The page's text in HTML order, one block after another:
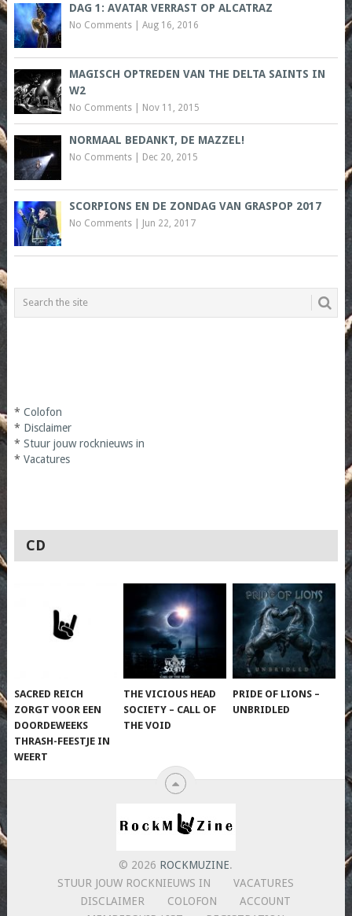
DAG 1: AVATAR VERRAST OP ALCATRAZ
No Comments| Aug 16, 2016
MAGISCH OPTREDEN VAN THE DELTA SAINTS IN
W2
No Comments| Nov 11, 2015
NORMAAL BEDANKT, DE MAZZEL!
No Comments| Dec 20, 2015
SCORPIONS EN DE ZONDAG VAN GRASPOP 2017
No Comments| Jun 22, 2017
* Colofon
* Disclaimer
* Stuur jouw rocknieuws in
* Vacatures
CD
SACRED REICH
ZORGT VOOR EEN
DOORDEWEEKS
THRASH-FEESTJE IN
WEERT
THE VICIOUS HEAD
SOCIETY – CALL OF
THE VOID
PRIDE OF LIONS –
UNBRIDLED
© 2026 ROCKMUZINE.
STUUR JOUW ROCKNIEUWS IN
VACATURES
DISCLAIMER
COLOFON
ACCOUNT